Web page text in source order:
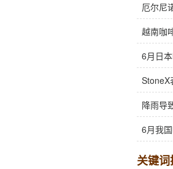
厄尔尼
越南咖
6月日
6月我
关键